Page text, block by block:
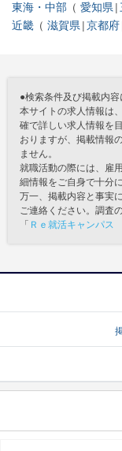
東海・中部 愛知県
近畿
滋賀県 京都府
●検索条件及び掲載内容
本サイトの求人情報は
確で詳しい求人情報を
おりますが、掲載情報
ません。
就職活動の際には、雇
細情報をご自身で十分
万一、掲載内容と事実
ご連絡ください。調査
「 Ｒｅ就活キャンパス